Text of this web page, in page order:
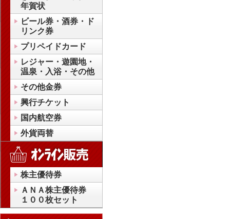
年賀状
ビール券・酒券・ド
リンク券
プリペイドカード
レジャー・遊園地・
温泉・入浴・その他
その他金券
興行チケット
国内航空券
外貨両替
株主優待券
ＡＮＡ株主優待券
１００枚セット